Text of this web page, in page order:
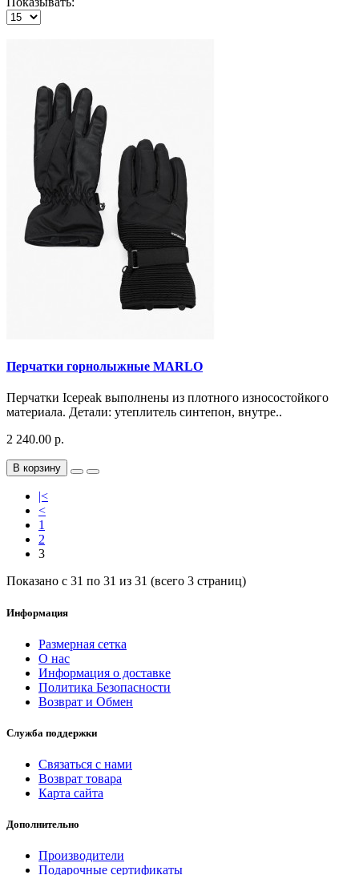
Перчатки горнолыжные MARLO
Перчатки Icepeak выполнены из плотного износостойкого
материала. Детали: утеплитель синтепон, внутре..
2 240.00 р.
В корзину
|<
<
1
2
3
Показано с 31 по 31 из 31 (всего 3 страниц)
Информация
Размерная сетка
О нас
Информация о доставке
Политика Безопасности
Возврат и Обмен
Служба поддержки
Связаться с нами
Возврат товара
Карта сайта
Дополнительно
Производители
Подарочные сертификаты